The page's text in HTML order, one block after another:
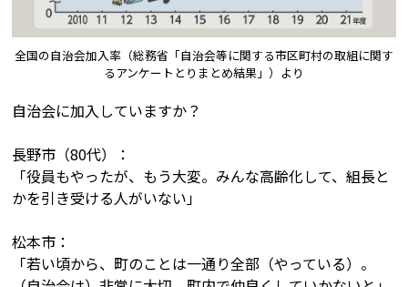
全国の自治会加入率（総務省「自治会等に関する市区町村の取組に関す
るアンケートとりまとめ結果」）より
自治会に加入していますか？
長野市（80代）：
「役員もやったが、もう大変。みんな高齢化して、組長と
かを引き受ける人がいない」
松本市：
「若い頃から、町のことは一通り全部（やっている）。